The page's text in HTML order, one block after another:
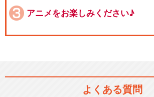
アニメをお楽しみください♪
よくある質問